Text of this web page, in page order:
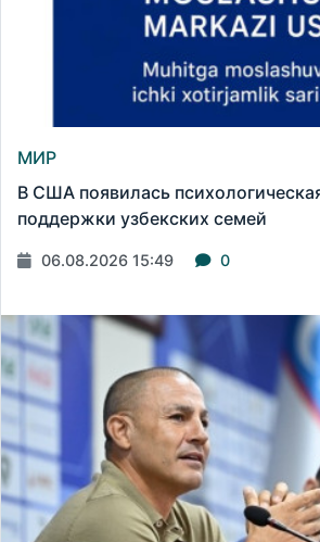
МИР
В США появилась
поддержки узбекских семей
06.08.2026 15:49 0